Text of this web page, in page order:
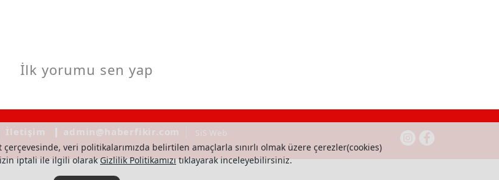
İlk yorumu sen yap
veri politikalarımızda belirtilen amaçlarla sınırlı olmak üzere çerezler(cookies)
izin iptali ile ilgili olarakGizlilik Politikamızıtıklayarak inceleyebilirsiniz.
İletişim ❙ admin@haberfikir.com SiS Web